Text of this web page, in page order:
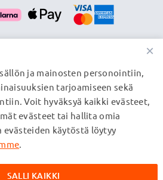
mutta ei
mainitut tavaramerkit ovat
tuotteitamme koskevan
×
ja mainosten personointiin,
tarjoamiseen sekä
Voit hyväksyä kaikki evästeet,
evästeet tai hallita omia
käytöstä löytyy
.
SALLI KAIKKI